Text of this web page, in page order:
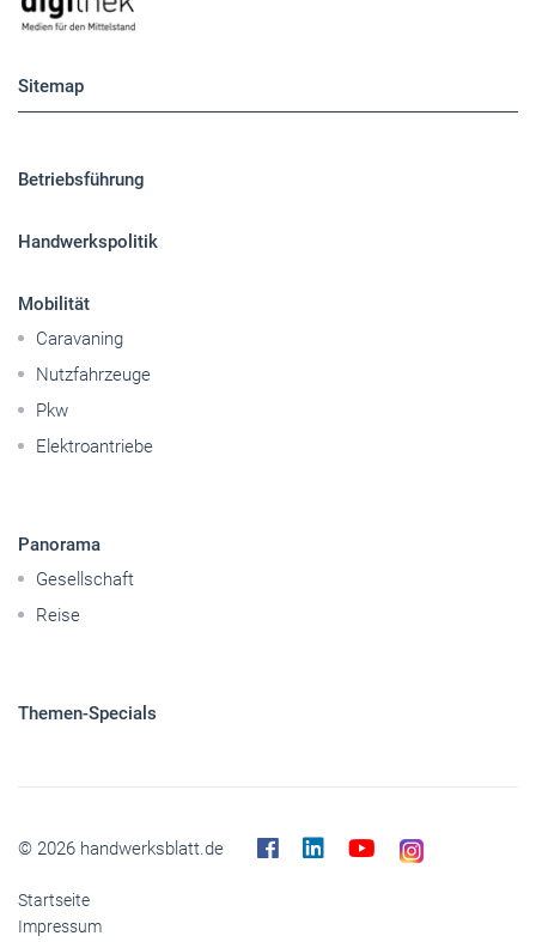
Sitemap
Betriebsführung
Handwerkspolitik
Mobilität
Caravaning
Nutzfahrzeuge
Pkw
Elektroantriebe
Panorama
Gesellschaft
Reise
Themen-Specials
© 2026 handwerksblatt.de
Startseite
Impressum